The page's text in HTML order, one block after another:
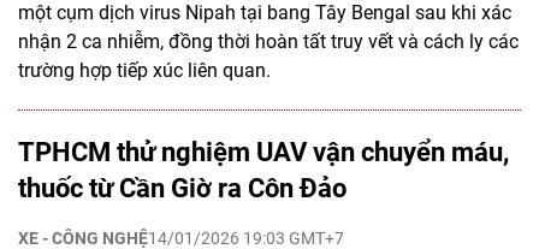
một cụm dịch virus Nipah tại bang Tây Bengal sau khi xác
nhận 2 ca nhiễm, đồng thời hoàn tất truy vết và cách ly các
trường hợp tiếp xúc liên quan.
TPHCM thử nghiệm UAV vận chuyển máu,
thuốc từ Cần Giờ ra Côn Đảo
XE - CÔNG NGHỆ14/01/2026 19:03 GMT+7